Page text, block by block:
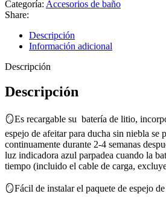
Categoría: Accesorios de baño
Share:
Descripción
Información adicional
Descripción
Descripción
🪞Es recargable su batería de litio,
espejo de afeitar para ducha sin niebla se
continuamente durante 2-4 semanas
luz indicadora azul parpadea cuando la
tiempo (incluido el cable de carga,
🪞Fácil de instalar el paquete de espejo